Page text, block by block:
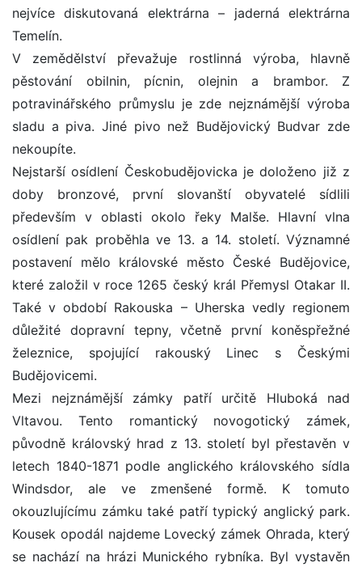
nejvíce diskutovaná elektrárna – jaderná elektrárna
Temelín.
V zemědělství převažuje rostlinná výroba, hlavně
pěstování obilnin, pícnin, olejnin a brambor. Z
potravinářského průmyslu je zde nejznámější výroba
sladu a piva. Jiné pivo než Budějovický Budvar zde
nekoupíte.
Nejstarší osídlení Českobudějovicka je doloženo již z
doby bronzové, první slovanští obyvatelé sídlili
především v oblasti okolo řeky Malše. Hlavní vlna
osídlení pak proběhla ve 13. a 14. století. Významné
postavení mělo královské město České Budějovice,
které založil v roce 1265 český král Přemysl Otakar II.
Také v období Rakouska – Uherska vedly regionem
důležité dopravní tepny, včetně první koněspřežné
železnice, spojující rakouský Linec s Českými
Budějovicemi.
Mezi nejznámější zámky patří určitě Hluboká nad
Vltavou. Tento romantický novogotický zámek,
původně královský hrad z 13. století byl přestavěn v
letech 1840-1871 podle anglického královského sídla
Windsdor, ale ve zmenšené formě. K tomuto
okouzlujícímu zámku také patří typický anglický park.
Kousek opodál najdeme Lovecký zámek Ohrada, který
se nachází na hrázi Munického rybníka. Byl vystavěn